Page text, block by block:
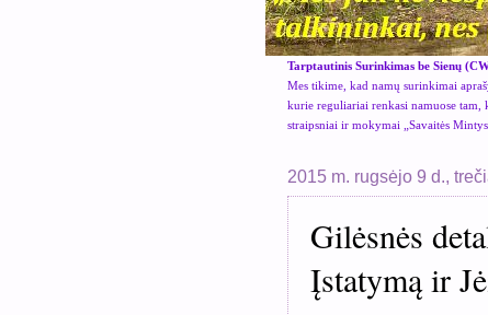
Tarptautinis Surinkimas be Sienų
Mes tikime, kad namų surinkimai
kurie reguliariai renkasi namuose
straipsniai ir mokymai „Savaitės
2015 m. rugsėjo 9 d.,
Gilėsnės
Įstatymą ir